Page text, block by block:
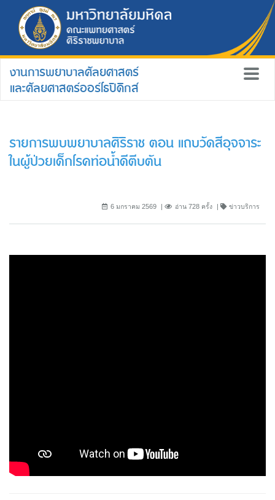
งานการพยาบาลศัลยศาสตร์
และศัลยศาสตร์ออร์โธปิดิกส์
รายการพบพยาบาลศิริราช ตอน แถบวัดสีอุจจาระ
ในผู้ป่วยเด็กโรคท่อน้ำดีตีบตัน
6 มกราคม 2569 อ่าน 728 ครั้ง ข่าวบริการ